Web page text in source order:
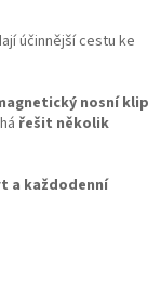
účinnější cestu ke
nosní klip
řešit několik
a každodenní